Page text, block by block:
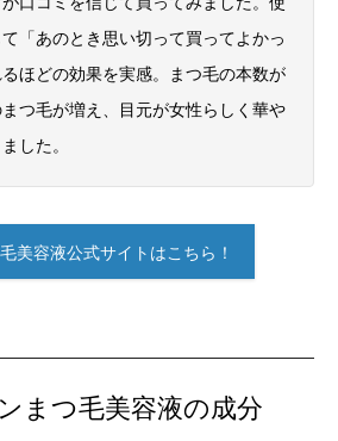
「あのとき思い切って買ってよかっ
ほどの効果を実感。まつ毛の本数が
つ毛が増え、目元が女性らしく華や
した。
美容液公式サイトはこちら！
まつ毛美容液の成分